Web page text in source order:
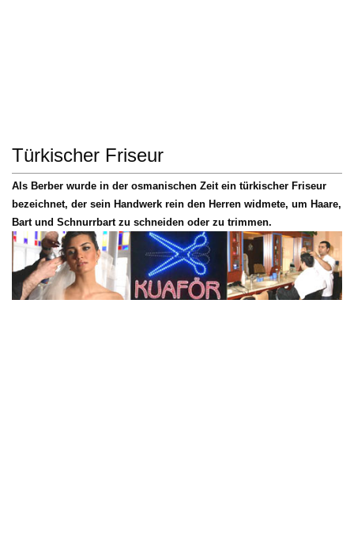
Türkischer Friseur
Als Berber wurde in der osmanischen Zeit ein türkischer Friseur
bezeichnet, der sein Handwerk rein den Herren widmete, um Haare,
Bart und Schnurrbart zu schneiden oder zu trimmen.